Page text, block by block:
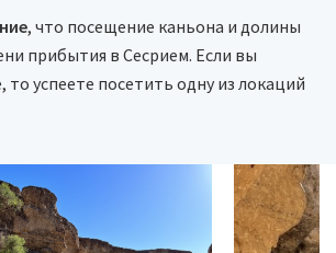
, что посещение каньона и долины
прибытия в Сесрием. Если вы
то успеете посетить одну из локаций